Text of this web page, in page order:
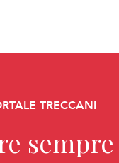
TRECCANI